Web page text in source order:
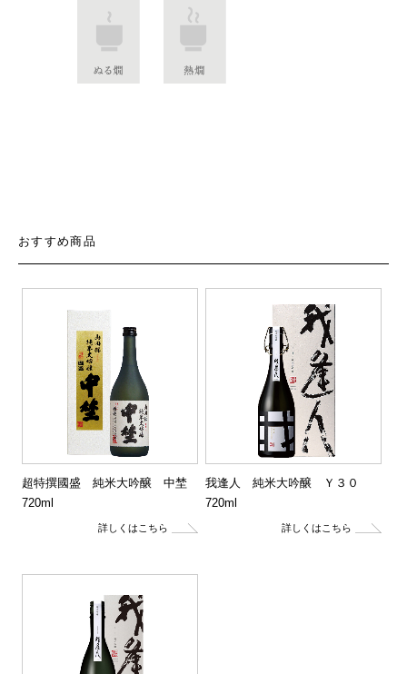
おすすめ商品
超特撰國盛 純米大吟醸 中埜
720ml
我逢人 純米大吟醸 Ｙ３０
720ml